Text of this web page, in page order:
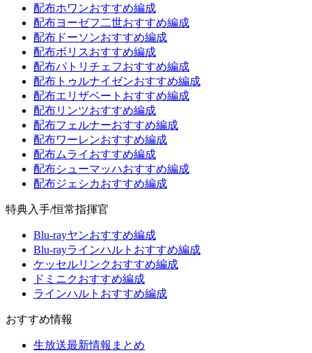
配布ホワンおすすめ編成
配布ヨーゼフ二世おすすめ編成
配布ドーソンおすすめ編成
配布ボリスおすすめ編成
配布パトリチェフおすすめ編成
配布トゥルナイゼンおすすめ編成
配布エリザベートおすすめ編成
配布リンツおすすめ編成
配布フェルナーおすすめ編成
配布ワーレンおすすめ編成
配布ムライおすすめ編成
配布シューマッハおすすめ編成
配布ジェシカおすすめ編成
特典入手/恒常指揮官
Blu-rayヤンおすすめ編成
Blu-rayラインハルトおすすめ編成
ケッセルリンクおすすめ編成
ドミニクおすすめ編成
ラインハルトおすすめ編成
おすすめ情報
生放送最新情報まとめ